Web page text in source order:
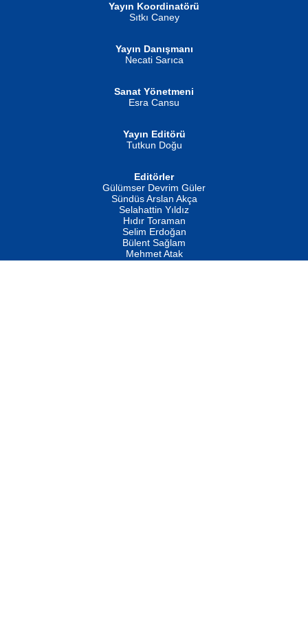
İSMAİL OKUTAN
Erkeklerin Kahrolması Ne Demektir
Evvel Zaman Tanrıçası...
Yayın Koordinatörü
Sıtkı Caney
Yayın Danışmanı
Necati Sarıca
Sanat Yönetmeni
Esra Cansu
Yayın Editörü
Tutkun Doğu
Editörler
Gülümser Devrim Güler
Sündüs Arslan Akça
Selahattin Yıldız
Hıdır Toraman
Selim Erdoğan
Bülent Sağlam
Mehmet Atak